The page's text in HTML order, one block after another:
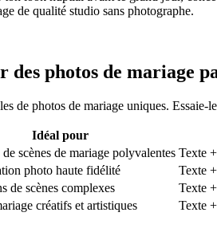
de qualité studio sans photographe.
des photos de mariage
de photos de mariage uniques. Essaie-
Idéal pour
scènes de mariage polyvalentes Texte
photo haute fidélité Texte
de scènes complexes Texte
créatifs et artistiques Texte